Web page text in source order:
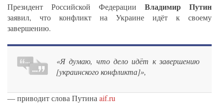
Президент Российской Федерации Владимир Путин
заявил, что конфликт на Украине идёт к своему
завершению.
«Я думаю, что дело идёт к завершению
[украинского конфликта]»,
— приводит слова Путина aif.ru